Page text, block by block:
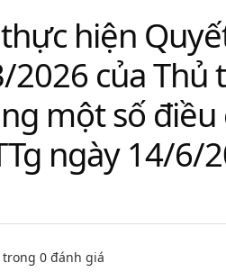
hiện
2026 của
một số
ngày 14/6/
trong 0 đánh giá